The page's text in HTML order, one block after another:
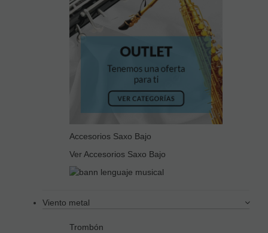
Accesorios Saxo Bajo
Ver Accesorios Saxo Bajo
Viento metal
Trombón